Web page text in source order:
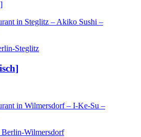
in Steglitz – Akiko Sushi –
Steglitz
in Wilmersdorf – I-Ke-Su –
Berlin-Wilmersdorf